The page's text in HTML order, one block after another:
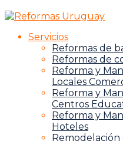
Servicios
Reformas de
Reformas de
Reforma y
Locales
Reforma y
Centros
Reforma y
Hoteles
Remodelación